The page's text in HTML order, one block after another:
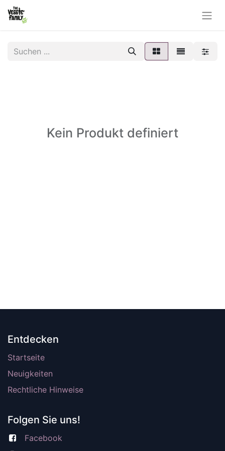
Kein Produkt definiert
Entdecken
Startseite
Neuigkeiten
Rechtliche Hinweise
Folgen Sie uns!
Facebook